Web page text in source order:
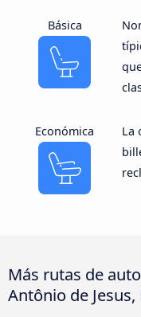
Básica
Económica
La
Más rutas de
Antônio de Jesus,